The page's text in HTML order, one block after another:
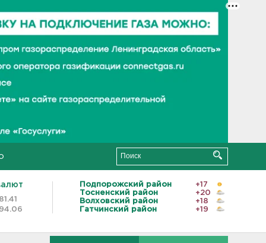
81.41
94.06
Подпорожский район
+17
Тосненский район
+20
Волховский район
+18
Гатчинский район
+19